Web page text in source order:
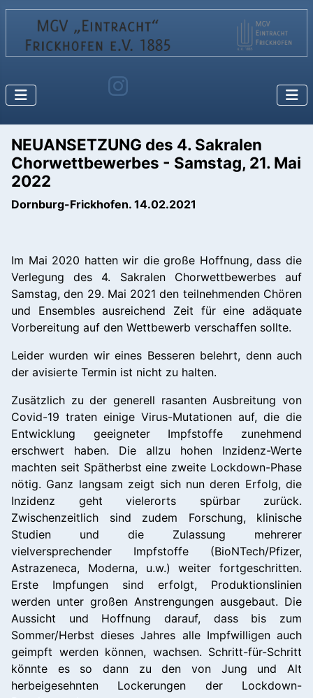
NEUANSETZUNG des 4. Sakralen
Chorwettbewerbes - Samstag, 21. Mai
2022
Dornburg-Frickhofen. 14.02.2021
Im Mai 2020 hatten wir die große Hoffnung, dass die
Verlegung des 4. Sakralen Chorwettbewerbes auf
Samstag, den 29. Mai 2021 den teilnehmenden Chören
und Ensembles ausreichend Zeit für eine adäquate
Vorbereitung auf den Wettbewerb verschaffen sollte.
Leider wurden wir eines Besseren belehrt, denn auch
der avisierte Termin ist nicht zu halten.
Zusätzlich zu der generell rasanten Ausbreitung von
Covid-19 traten einige Virus-Mutationen auf, die die
Entwicklung geeigneter Impfstoffe zunehmend
erschwert haben. Die allzu hohen Inzidenz-Werte
machten seit Spätherbst eine zweite Lockdown-Phase
nötig. Ganz langsam zeigt sich nun deren Erfolg, die
Inzidenz geht vielerorts spürbar zurück.
Zwischenzeitlich sind zudem Forschung, klinische
Studien und die Zulassung mehrerer
vielversprechender Impfstoffe (BioNTech/Pfizer,
Astrazeneca, Moderna, u.w.) weiter fortgeschritten.
Erste Impfungen sind erfolgt, Produktionslinien
werden unter großen Anstrengungen ausgebaut. Die
Aussicht und Hoffnung darauf, dass bis zum
Sommer/Herbst dieses Jahres alle Impfwilligen auch
geimpft werden können, wachsen. Schritt-für-Schritt
könnte es so dann zu den von Jung und Alt
herbeigesehnten Lockerungen der Lockdown-